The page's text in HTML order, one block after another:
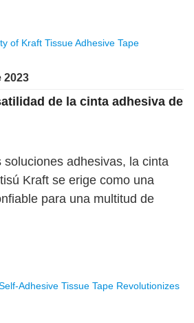
2023
de la cinta adhesiva de
soluciones adhesivas, la cinta
Kraft se erige como una
para una multitud de
única y sus
lo convierten en un